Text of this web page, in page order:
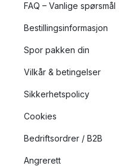
FAQ – Vanlige spørsmål
Bestillingsinformasjon
Spor pakken din
Vilkår & betingelser
Sikkerhetspolicy
Cookies
Bedriftsordrer / B2B
Angrerett